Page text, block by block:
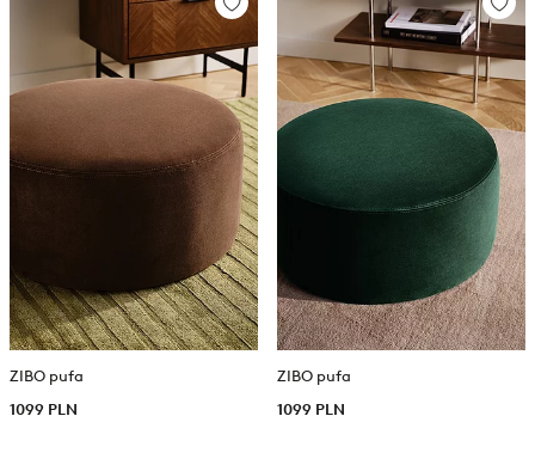
Dodaj
ulubionych
ZIBO pufa
1099 PLN
do
ZIBO pufa
1099 PLN